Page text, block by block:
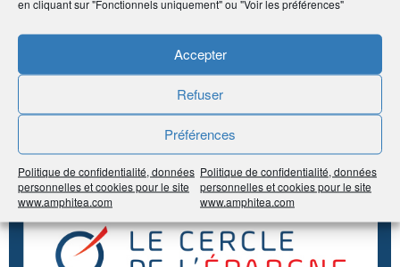
en cliquant sur "Fonctionnels uniquement" ou "Voir les préférences"
Accepter
Refuser
Préférences
Politique de confidentialité, données
personnelles et cookies pour le site
www.amphitea.com
Politique de confidentialité, données
personnelles et cookies pour le site
www.amphitea.com
À voir surle même
sujet
#Épargne #Retraite